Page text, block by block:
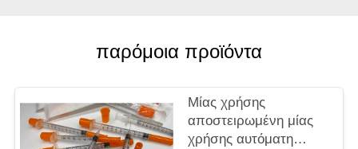
ΑΠΌΣΠΑΣΜΑ
SITEMAP
παρόμοια προϊόντα
Μίας χρήσης
αποστειρωμένη μίας
χρήσης αυτόματη